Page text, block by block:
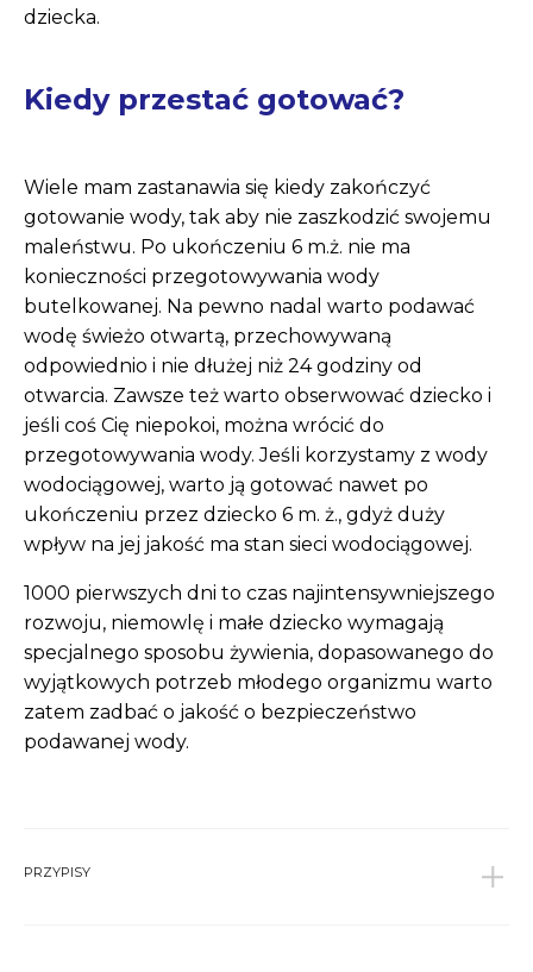
dziecka.
Kiedy przestać gotować?
Wiele mam zastanawia się kiedy zakończyć
gotowanie wody, tak aby nie zaszkodzić swojemu
maleństwu. Po ukończeniu 6 m.ż. nie ma
konieczności przegotowywania wody
butelkowanej. Na pewno nadal warto podawać
wodę świeżo otwartą, przechowywaną
odpowiednio i nie dłużej niż 24 godziny od
otwarcia. Zawsze też warto obserwować dziecko i
jeśli coś Cię niepokoi, można wrócić do
przegotowywania wody. Jeśli korzystamy z wody
wodociągowej, warto ją gotować nawet po
ukończeniu przez dziecko 6 m. ż., gdyż duży
wpływ na jej jakość ma stan sieci wodociągowej.
1000 pierwszych dni to czas najintensywniejszego
rozwoju, niemowlę i małe dziecko wymagają
specjalnego sposobu żywienia, dopasowanego do
wyjątkowych potrzeb młodego organizmu warto
zatem zadbać o jakość o bezpieczeństwo
podawanej wody.
PRZYPISY